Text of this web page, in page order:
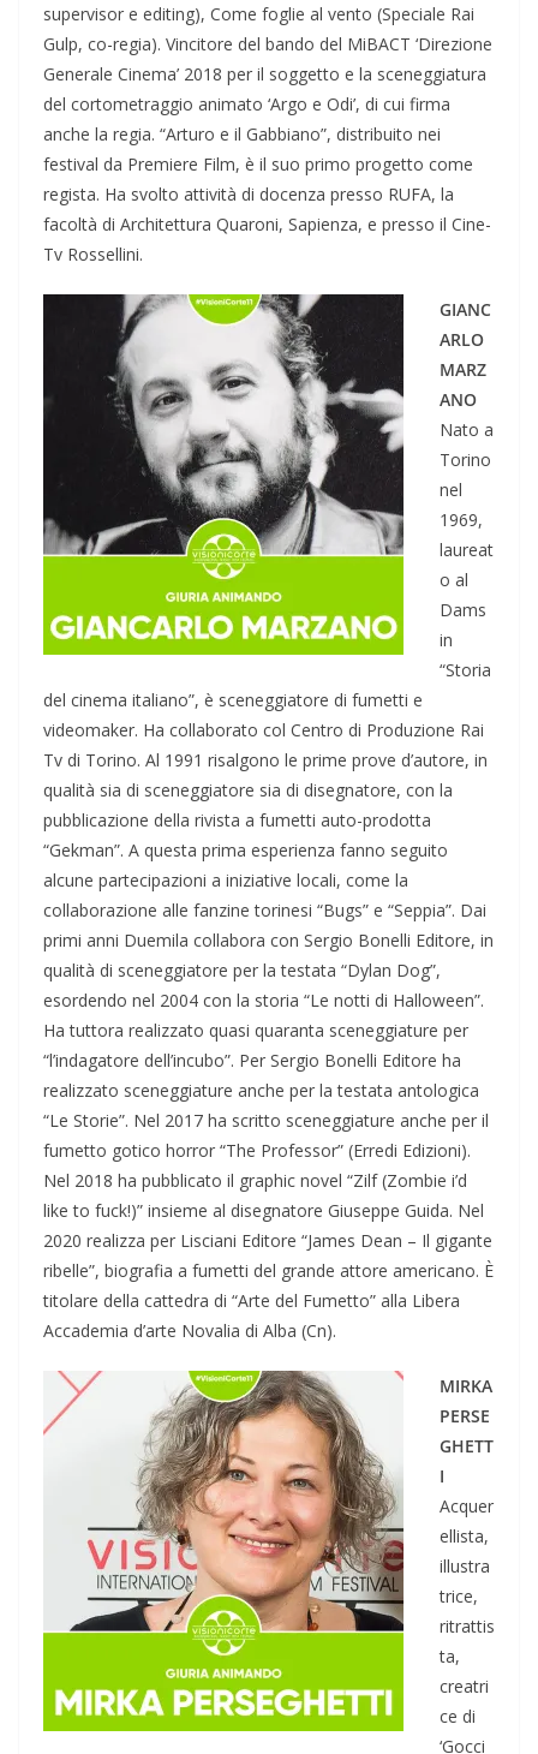
supervisor e editing), Come foglie al vento (Speciale Rai
Gulp, co-regia). Vincitore del bando del MiBACT ‘Direzione
Generale Cinema’ 2018 per il soggetto e la sceneggiatura
del cortometraggio animato ‘Argo e Odi’, di cui firma
anche la regia. “Arturo e il Gabbiano”, distribuito nei
festival da Premiere Film, è il suo primo progetto come
regista. Ha svolto attività di docenza presso RUFA, la
facoltà di Architettura Quaroni, Sapienza, e presso il Cine-
Tv Rossellini.
GIANC
ARLO
MARZ
ANO
Nato a
Torino
nel
1969,
laureat
o al
Dams
in
“Storia
del cinema italiano”, è sceneggiatore di fumetti e
videomaker. Ha collaborato col Centro di Produzione Rai
Tv di Torino. Al 1991 risalgono le prime prove d’autore, in
qualità sia di sceneggiatore sia di disegnatore, con la
pubblicazione della rivista a fumetti auto-prodotta
“Gekman”. A questa prima esperienza fanno seguito
alcune partecipazioni a iniziative locali, come la
collaborazione alle fanzine torinesi “Bugs” e “Seppia”. Dai
primi anni Duemila collabora con Sergio Bonelli Editore, in
qualità di sceneggiatore per la testata “Dylan Dog”,
esordendo nel 2004 con la storia “Le notti di Halloween”.
Ha tuttora realizzato quasi quaranta sceneggiature per
“l’indagatore dell’incubo”. Per Sergio Bonelli Editore ha
realizzato sceneggiature anche per la testata antologica
“Le Storie”. Nel 2017 ha scritto sceneggiature anche per il
fumetto gotico horror “The Professor” (Erredi Edizioni).
Nel 2018 ha pubblicato il graphic novel “Zilf (Zombie i’d
like to fuck!)” insieme al disegnatore Giuseppe Guida. Nel
2020 realizza per Lisciani Editore “James Dean – Il gigante
ribelle”, biografia a fumetti del grande attore americano. È
titolare della cattedra di “Arte del Fumetto” alla Libera
Accademia d’arte Novalia di Alba (Cn).
MIRKA
PERSE
GHETT
I
Acquer
ellista,
illustra
trice,
ritrattis
ta,
creatri
ce di
‘Gocci